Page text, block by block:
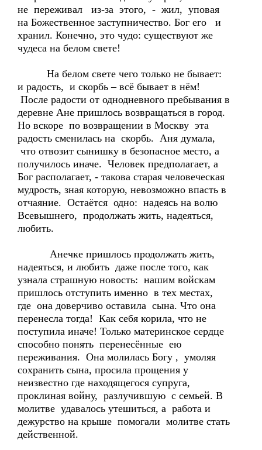
не переживал из-за этого, - жил, уповая
на Божественное заступничество. Бог его и
хранил. Конечно, это чудо: существуют же
чудеса на белом свете!
На белом свете чего только не бывает:
и радость, и скорбь – всё бывает в нём!
После радости от однодневного пребывания в
деревне Ане пришлось возвращаться в город.
Но вскоре по возвращении в Москву эта
радость сменилась на скорбь. Аня думала,
что отвозит сынишку в безопасное место, а
получилось иначе. Человек предполагает, а
Бог располагает, - такова старая человеческая
мудрость, зная которую, невозможно впасть в
отчаяние. Остаётся одно: надеясь на волю
Всевышнего, продолжать жить, надеяться,
любить.
Анечке пришлось продолжать жить,
надеяться, и любить даже после того, как
узнала страшную новость: нашим войскам
пришлось отступить именно в тех местах,
где она доверчиво оставила сына. Что она
перенесла тогда! Как себя корила, что не
поступила иначе! Только материнское сердце
способно понять перенесённые ею
переживания. Она молилась Богу , умоляя
сохранить сына, просила прощения у
неизвестно где находящегося супруга,
проклиная войну, разлучившую с семьей. В
молитве удавалось утешиться, а работа и
дежурство на крыше помогали молитве стать
действенной.